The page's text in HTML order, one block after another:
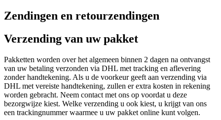
Zendingen en retourzendingen
Verzending van uw pakket
Pakketten worden over het algemeen binnen 2 dagen na ontvangst
van uw betaling verzonden via DHL met tracking en aflevering
zonder handtekening. Als u de voorkeur geeft aan verzending via
DHL met vereiste handtekening, zullen er extra kosten in rekening
worden gebracht. Neem contact met ons op voordat u deze
bezorgwijze kiest. Welke verzending u ook kiest, u krijgt van ons
een trackingnummer waarmee u uw pakket online kunt volgen.